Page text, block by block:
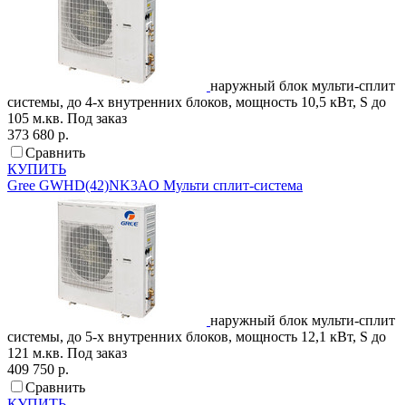
наружный блок мульти-сплит
системы, до 4-х внутренних блоков, мощность 10,5 кВт, S до
105 м.кв. Под заказ
373 680 р.
Сравнить
КУПИТЬ
Gree GWHD(42)NK3AO Мульти сплит-система
наружный блок мульти-сплит
системы, до 5-х внутренних блоков, мощность 12,1 кВт, S до
121 м.кв. Под заказ
409 750 р.
Сравнить